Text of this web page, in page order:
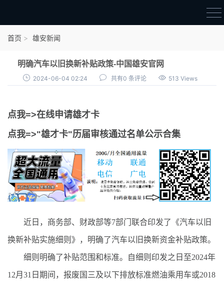
点我申领雄才卡
雄才卡资讯
雄安新闻
首页 雄安新闻
明确汽车以旧换新补贴政策-中国雄安官网
2024-06-04 02:24 共有0 条评论 513 Views
点我=>在线申请雄才卡
点我=>"雄才卡"历届审核通过名单公示合集
近日，商务部、财政部等7部门联合印发了《汽车以旧
换新补贴实施细则》，明确了汽车以旧换新资金补贴政策。
细则明确了补贴范围和标准。自细则印发之日至2024年
12月31日期间，报废国三及以下排放标准燃油乘用车或2018